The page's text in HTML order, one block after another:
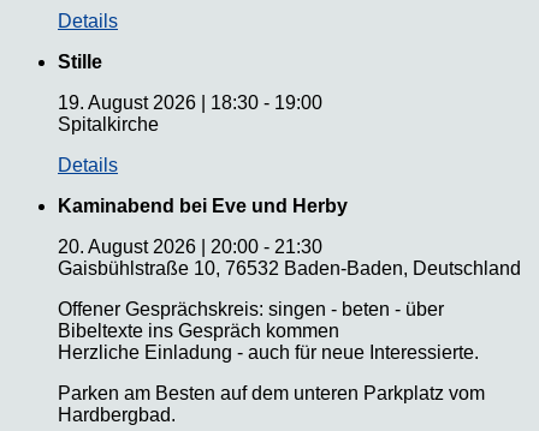
Details
Stille
19. August 2026
18:30 - 19:00
Spitalkirche
Details
Kaminabend bei Eve und Herby
20. August 2026
20:00 - 21:30
Gaisbühlstraße 10, 76532 Baden-Baden, Deutschland
Offener Gesprächskreis: singen - beten - über
Bibeltexte ins Gespräch kommen
Herzliche Einladung - auch für neue Interessierte.
Parken am Besten auf dem unteren Parkplatz vom
Hardbergbad.